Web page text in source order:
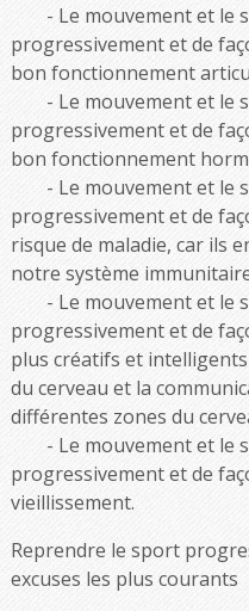
Le mouvement et le
progressivement et de
bon fonctionnement
Le mouvement et le
progressivement et de
bon fonctionnement
Le mouvement et le
progressivement et de
risque de maladie, car ils
notre système
Le mouvement et le
progressivement et de
plus créatifs et
du cerveau et la
différentes zones du
Le mouvement et le
progressivement et de
vieillissement.
Reprendre le sport
excuses les plus courants